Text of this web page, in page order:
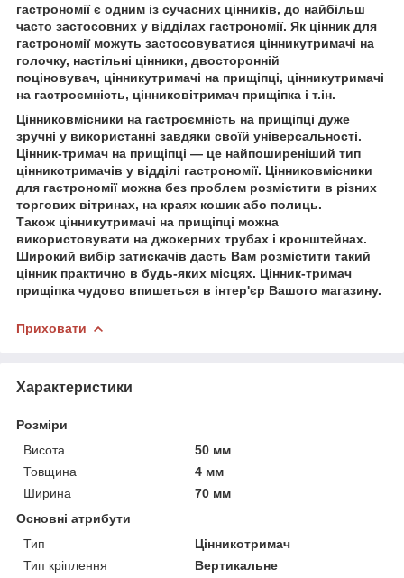
гастрономії є одним із сучасних цінників, до найбільш
часто застосовних у відділах гастрономії. Як цінник для
гастрономії можуть застосовуватися цінникутримачі на
голочку, настільні цінники, двосторонній
поціновувач, цінникутримачі на прищіпці, цінникутримачі
на гастроємність, цінниковітримач прищіпка і т.ін.
Цінниковмісники на гастроємність на прищіпці дуже
зручні у використанні завдяки своїй універсальності.
Цінник-тримач на прищіпці — це найпоширеніший тип
цінникотримачів у відділі гастрономії. Цінниковмісники
для гастрономії можна без проблем розмістити в різних
торгових вітринах, на краях кошик або полиць.
Також цінникутримачі на прищіпці можна
використовувати на джокерних трубах і кронштейнах.
Широкий вибір затискачів дасть Вам розмістити такий
цінник практично в будь-яких місцях. Цінник-тримач
прищіпка чудово впишеться в інтер'єр Вашого магазину.
Приховати
Характеристики
Розміри
Висота
50 мм
Товщина
4 мм
Ширина
70 мм
Основні атрибути
Тип
Цінникотримач
Тип кріплення
Вертикальне